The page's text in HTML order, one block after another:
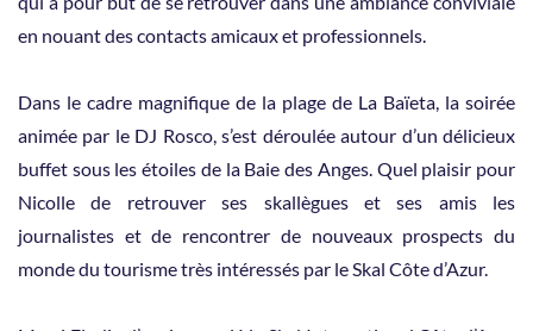
en nouant des contacts amicaux et professionnels.
Dans le cadre magnifique de la plage de La Baïeta, la soirée
animée par le DJ Rosco, s’est déroulée autour d’un délicieux
buffet sous les étoiles de la Baie des Anges. Quel plaisir pour
Nicolle de retrouver ses skallègues et ses amis les
journalistes et de rencontrer de nouveaux prospects du
monde du tourisme très intéressés par le Skal Côte d’Azur.